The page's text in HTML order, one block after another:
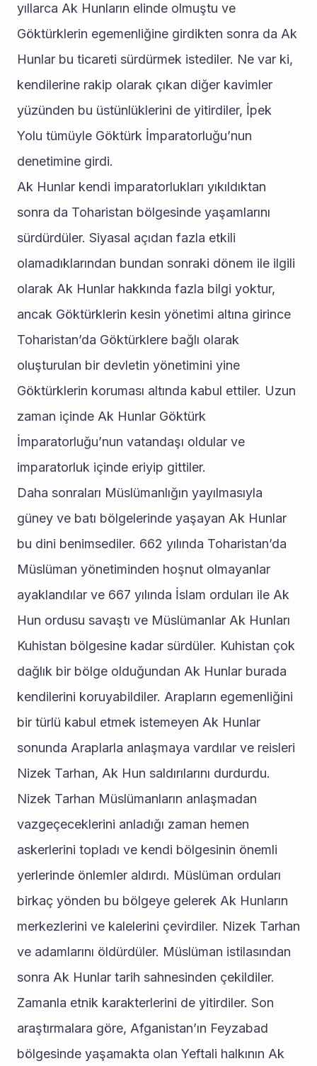
yıllarca Ak Hunların elinde olmuştu ve
Göktürklerin egemenliğine girdikten sonra da Ak
Hunlar bu ticareti sürdürmek istediler. Ne var ki,
kendilerine rakip olarak çıkan diğer kavimler
yüzünden bu üstünlüklerini de yitirdiler, İpek
Yolu tümüyle Göktürk İmparatorluğu’nun
denetimine girdi.
Ak Hunlar kendi imparatorlukları yıkıldıktan
sonra da Toharistan bölgesinde yaşamlarını
sürdürdüler. Siyasal açıdan fazla etkili
olamadıklarından bundan sonraki dönem ile ilgili
olarak Ak Hunlar hakkında fazla bilgi yoktur,
ancak Göktürklerin kesin yönetimi altına girince
Toharistan’da Göktürklere bağlı olarak
oluşturulan bir devletin yönetimini yine
Göktürklerin koruması altında kabul ettiler. Uzun
zaman içinde Ak Hunlar Göktürk
İmparatorluğu’nun vatandaşı oldular ve
imparatorluk içinde eriyip gittiler.
Daha sonraları Müslümanlığın yayılmasıyla
güney ve batı bölgelerinde yaşayan Ak Hunlar
bu dini benimsediler. 662 yılında Toharistan’da
Müslüman yönetiminden hoşnut olmayanlar
ayaklandılar ve 667 yılında İslam orduları ile Ak
Hun ordusu savaştı ve Müslümanlar Ak Hunları
Kuhistan bölgesine kadar sürdüler. Kuhistan çok
dağlık bir bölge olduğundan Ak Hunlar burada
kendilerini koruyabildiler. Arapların egemenliğini
bir türlü kabul etmek istemeyen Ak Hunlar
sonunda Araplarla anlaşmaya vardılar ve reisleri
Nizek Tarhan, Ak Hun saldırılarını durdurdu.
Nizek Tarhan Müslümanların anlaşmadan
vazgeçeceklerini anladığı zaman hemen
askerlerini topladı ve kendi bölgesinin önemli
yerlerinde önlemler aldırdı. Müslüman orduları
birkaç yönden bu bölgeye gelerek Ak Hunların
merkezlerini ve kalelerini çevirdiler. Nizek Tarhan
ve adamlarını öldürdüler. Müslüman istilasından
sonra Ak Hunlar tarih sahnesinden çekildiler.
Zamanla etnik karakterlerini de yitirdiler. Son
araştırmalara göre, Afganistan’ın Feyzabad
bölgesinde yaşamakta olan Yeftali halkının Ak